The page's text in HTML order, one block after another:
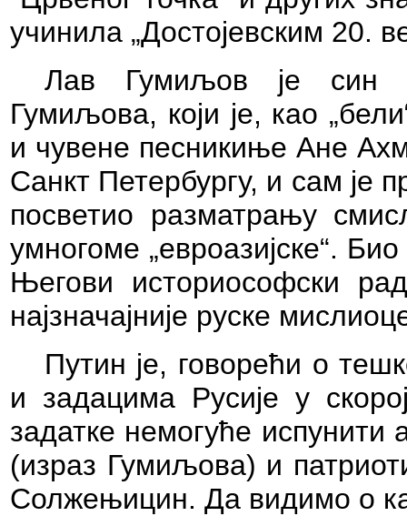
учинила „Достојевским 20.
Лав Гумиљов је син
Гумиљова, који је, као
и чувене песникиње Ане
Санкт Петербургу, и сам је
посветио разматрању
умногоме „евроазијске“. Био
Његови историософски
најзначајније руске
Путин је, говорећи о
и задацима Русије у
задатке немогуће испунити
(израз Гумиљова) и
Солжењицин. Да видимо о